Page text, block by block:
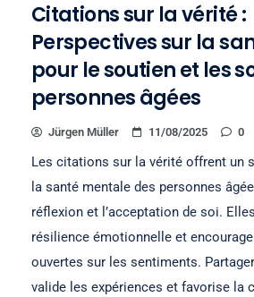
Citations sur la vérité :
Perspectives sur la
pour le soutien et les
personnes âgées
Jürgen Müller 11/08/2025 0
Les citations sur la vérité offrent un
la santé mentale des personnes
réflexion et l’acceptation de soi.
résilience émotionnelle et
ouvertes sur les sentiments.
valide les expériences et favorise la